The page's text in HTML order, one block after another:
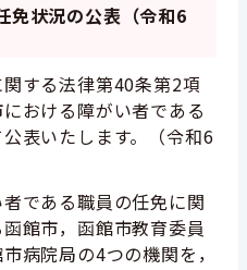
免状況の公表（令和6
する法律第40条第2項
おける障がい者である
表いたします。
（令和6
である職員の任免に関
館市，函館市教育委員
病院局の4つの機関を，